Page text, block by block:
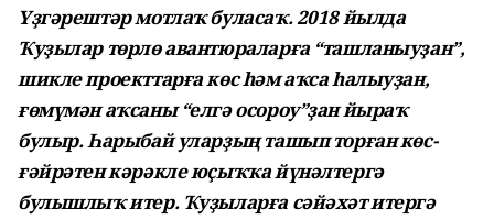
Үҙгәрештәр мотлаҡ буласаҡ. 2018 йылда
Ҡуҙылар төрлө авантюраларға “ташланыуҙан”,
шикле проекттарға көс һәм аҡса һалыуҙан,
ғөмүмән аҡсаны “елгә осороу”ҙан йыраҡ
булыр. Һарыбай уларҙың ташып торған көс-
ғәйрәтен кәрәкле юҫыҡҡа йүнәлтергә
булышлыҡ итер. Ҡуҙыларға сәйәхәт итергә